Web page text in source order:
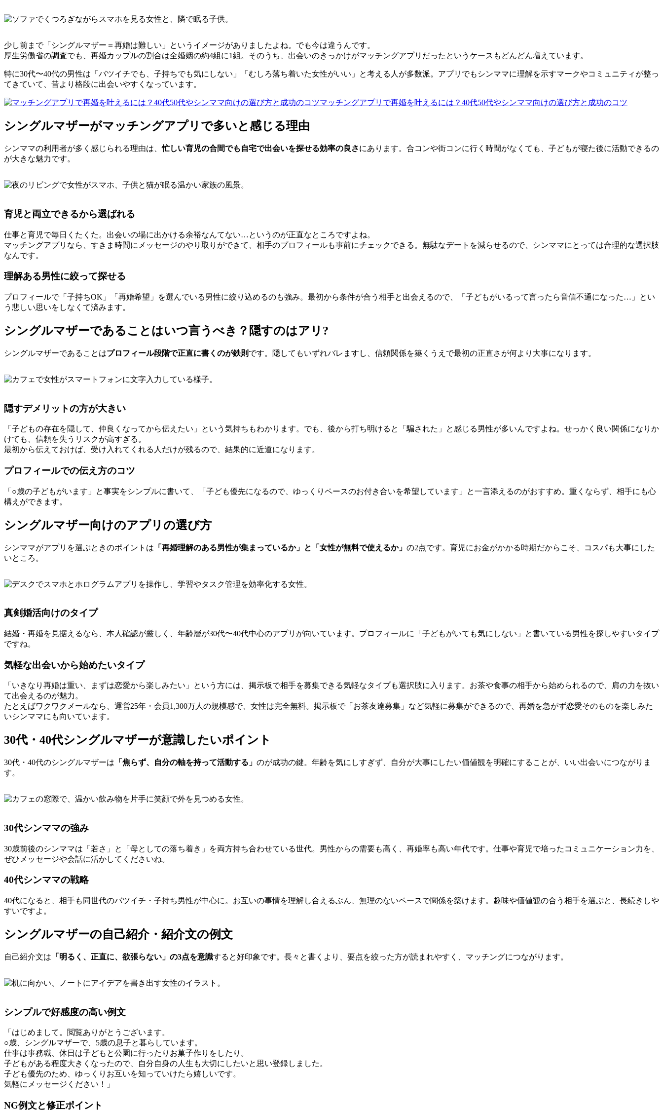
少し前まで「シングルマザー＝再婚は難しい」というイメージがありましたよね。でも今は違うんです。
厚生労働省の調査でも、再婚カップルの割合は全婚姻の約4組に1組。そのうち、出会いのきっかけがマッチングアプリだったというケースもどんどん増えています。
特に30代〜40代の男性は「バツイチでも、子持ちでも気にしない」「むしろ落ち着いた女性がいい」と考える人が多数派。アプリでもシンママに理解を示すマークやコミュニティが整っ
てきていて、昔より格段に出会いやすくなっています。
マッチングアプリで再婚を叶えるには？40代50代やシンママ向けの選び方と成功のコツ
シングルマザーがマッチングアプリで多いと感じる理由
シンママの利用者が多く感じられる理由は、忙しい育児の合間でも自宅で出会いを探せる効率の良さにあります。合コンや街コンに行く時間がなくても、子どもが寝た後に活動できるの
が大きな魅力です。
育児と両立できるから選ばれる
仕事と育児で毎日くたくた。出会いの場に出かける余裕なんてない…というのが正直なところですよね。
マッチングアプリなら、すきま時間にメッセージのやり取りができて、相手のプロフィールも事前にチェックできる。無駄なデートを減らせるので、シンママにとっては合理的な選択肢
なんです。
理解ある男性に絞って探せる
プロフィールで「子持ちOK」「再婚希望」を選んでいる男性に絞り込めるのも強み。最初から条件が合う相手と出会えるので、「子どもがいるって言ったら音信不通になった…」とい
う悲しい思いをしなくて済みます。
シングルマザーであることはいつ言うべき？隠すのはアリ?
シングルマザーであることはプロフィール段階で正直に書くのが鉄則 です。隠してもいずれバレますし、信頼関係を築くうえで最初の正直さが何より大事になります。
隠すデメリットの方が大きい
「子どもの存在を隠して、仲良くなってから伝えたい」という気持ちもわかります。でも、後から打ち明けると「騙された」と感じる男性が多いんですよね。せっかく良い関係になりか
けても、信頼を失うリスクが高すぎる。
最初から伝えておけば、受け入れてくれる人だけが残るので、結果的に近道になります。
プロフィールでの伝え方のコツ
「○歳の子どもがいます」と事実をシンプルに書いて、「子ども優先になるので、ゆっくりペースのお付き合いを希望しています」と一言添えるのがおすすめ。重くならず、相手にも心
構えができます。
シングルマザー向けのアプリの選び方
シンママがアプリを選ぶときのポイントは 「再婚理解のある男性が集まっているか」と「女性が無料で使えるか」 の2点です。育児にお金がかかる時期だからこそ、コスパも大事にした
いところ。
真剣婚活向けのタイプ
結婚・再婚を見据えるなら、本人確認が厳しく、年齢層が30代〜40代中心のアプリが向いています。プロフィールに「子どもがいても気にしない」と書いている男性を探しやすいタイプ
ですね。
気軽な出会いから始めたいタイプ
「いきなり再婚は重い、まずは恋愛から楽しみたい」という方には、掲示板で相手を募集できる気軽なタイプも選択肢に入ります。お茶や食事の相手から始められるので、肩の力を抜い
て出会えるのが魅力。
たとえばワクワクメールなら、運営25年・会員1,300万人の規模感で、女性は完全無料。掲示板で「お茶友達募集」など気軽に募集ができるので、再婚を急がず恋愛そのものを楽しみた
いシンママにも向いています。
30代・40代シングルマザーが意識したいポイント
30代・40代のシングルマザーは 「焦らず、自分の軸を持って活動する」 のが成功の鍵。年齢を気にしすぎず、自分が大事にしたい価値観を明確にすることが、いい出会いにつながりま
す。
30代シンママの強み
30歳前後のシンママは「若さ」と「母としての落ち着き」を両方持ち合わせている世代。男性からの需要も高く、再婚率も高い年代です。仕事や育児で培ったコミュニケーション力を、
ぜひメッセージや会話に活かしてくださいね。
40代シンママの戦略
40代になると、相手も同世代のバツイチ・子持ち男性が中心に。お互いの事情を理解し合えるぶん、無理のないペースで関係を築けます。趣味や価値観の合う相手を選ぶと、長続きしや
すいですよ。
シングルマザーの自己紹介・紹介文の例文
自己紹介文は 「明るく、正直に、欲張らない」の3点を意識すると好印象です。長々と書くより、要点を絞った方が読まれやすく、マッチングにつながります。
シンプルで好感度の高い例文
「はじめまして。閲覧ありがとうございます。
○歳、シングルマザーで、5歳の息子と暮らしています。
仕事は事務職、休日は子どもと公園に行ったりお菓子作りをしたり。
子どもがある程度大きくなったので、自分自身の人生も大切にしたいと思い登録しました。
子ども優先のため、ゆっくりお互いを知っていけたら嬉しいです。
気軽にメッセージください！」
NG例文と修正ポイント